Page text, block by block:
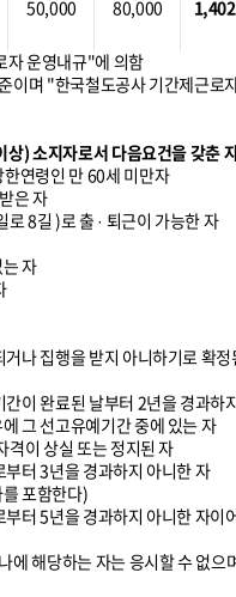
50,000 80,000
운영내규"에 의함
이며 "한국철도공사 기간제근로
) 소지자로서 다음요건을 갖춘
연령인 만 60세 미만자
은 자
8길 )로 출 · 퇴근이 가능한 자
자
나 집행을 받지 아니하기로 확
이 완료된 날부터 2년을 경과하
그 선고유예기간 중에 있는 자
격이 상실 또는 정지된 자
터 3년을 경과하지 아니한 자
포함한다)
터 5년을 경과하지 아니한 자이
에 해당하는 자는 응시할 수 없으